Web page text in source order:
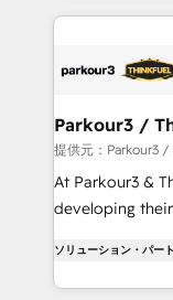
remarkable
Program,
companies
data hygiene,
a global
boutique firm.
but small enough to listen.
Website design Let’s turn your CRM into your growth
engine!
Parkour3 /
提供元：Parkour3 /
At Parkour3 &
developing
sales
from Strategy
ソリューション・パー